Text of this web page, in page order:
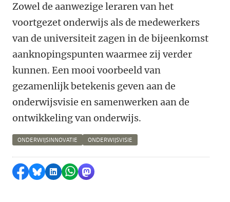
Zowel de aanwezige leraren van het
voortgezet onderwijs als de medewerkers
van de universiteit zagen in de bijeenkomst
aanknopingspunten waarmee zij verder
kunnen. Een mooi voorbeeld van
gezamenlijk betekenis geven aan de
onderwijsvisie en samenwerken aan de
ontwikkeling van onderwijs.
ONDERWIJSINNOVATIE ONDERWIJSVISIE
Delen op Facebook
Delen via Bluesky
Delen op LinkedIn
Delen via WhatsApp
Delen via Mastodon